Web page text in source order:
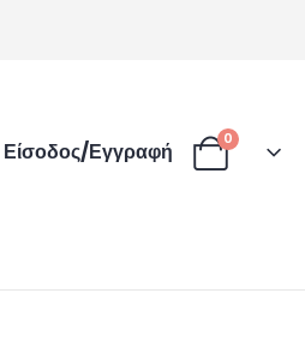
Είσοδος/Εγγραφή
0